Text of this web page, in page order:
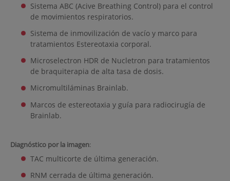
Sistema ABC (Acive Breathing Control) para el control
de movimientos respiratorios.
Sistema de inmovilización de vacío y marco para
tratamientos Estereotaxia corporal.
Microselectron HDR de Nucletron para tratamientos
de braquiterapia de alta tasa de dosis.
Micromultiláminas Brainlab.
Marcos de estereotaxia y guía para radiocirugía de
Brainlab.
Diagnóstico por la imagen:
TAC multicorte de última generación.
RNM cerrada de última generación.